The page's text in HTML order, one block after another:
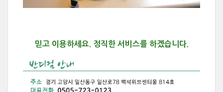
믿고 이용하세요. 정직한 서비스를 하겠습니다.